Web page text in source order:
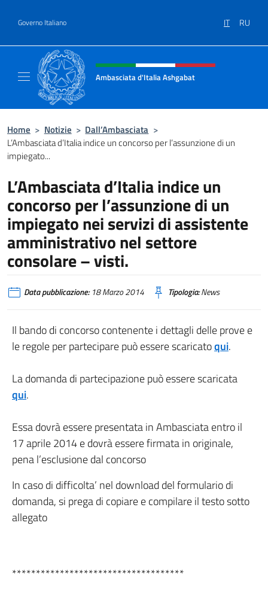
Governo Italiano IT RU
Intestazione sito, social e menù
Ambasciata d'Italia Ashgabat
Home > Notizie > Dall’Ambasciata >
L’Ambasciata d’Italia indice un concorso per l’assunzione di un
impiegato...
L’Ambasciata d’Italia indice un
concorso per l’assunzione di un
impiegato nei servizi di assistente
amministrativo nel settore
consolare – visti.
Data pubblicazione:18 Marzo 2014 Tipologia:News
Il bando di concorso contenente i dettagli delle prove e
le regole per partecipare può essere scaricatoqui.
La domanda di partecipazione può essere scaricata
qui.
Essa dovrà essere presentata in Ambasciata entro il
17 aprile 2014 e dovrà essere firmata in originale,
pena l’esclusione dal concorso
In caso di difficolta’ nel download del formulario di
domanda, si prega di copiare e compilare il testo sotto
allegato
************************************